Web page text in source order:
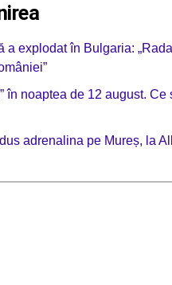
explodat în Bulgaria:
în noaptea de 12 august.
adrenalina pe Mureș, la